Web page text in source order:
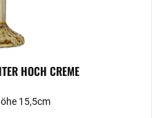
HOCH CREME
15,5cm